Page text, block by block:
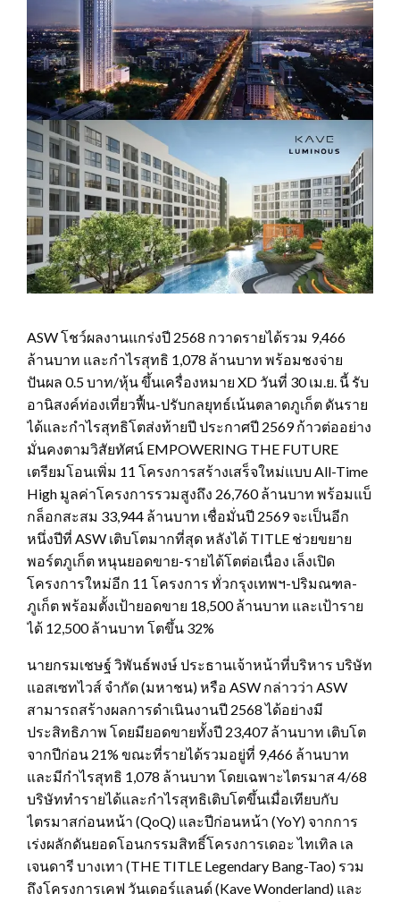
ASW โชว์ผลงานแกร่งปี 2568 กวาดรายได้รวม 9,466
ล้านบาท และกำไรสุทธิ 1,078 ล้านบาท พร้อมชงจ่าย
ปันผล 0.5 บาท/หุ้น ขึ้นเครื่องหมาย XD วันที่ 30 เม.ย. นี้ รับ
อานิสงค์ท่องเที่ยวฟื้น-ปรับกลยุทธ์เน้นตลาดภูเก็ต ดันราย
ได้และกำไรสุทธิโตส่งท้ายปี ประกาศปี 2569 ก้าวต่ออย่าง
มั่นคงตามวิสัยทัศน์ EMPOWERING THE FUTURE
เตรียมโอนเพิ่ม 11 โครงการสร้างเสร็จใหม่แบบ All-Time
High มูลค่าโครงการรวมสูงถึง 26,760 ล้านบาท พร้อมแบ็
กล็อกสะสม 33,944 ล้านบาท เชื่อมั่นปี 2569 จะเป็นอีก
หนึ่งปีที่ ASW เติบโตมากที่สุด หลังได้ TITLE ช่วยขยาย
พอร์ตภูเก็ต หนุนยอดขาย-รายได้โตต่อเนื่อง เล็งเปิด
โครงการใหม่อีก 11 โครงการ ทั่วกรุงเทพฯ-ปริมณฑล-
ภูเก็ต พร้อมตั้งเป้ายอดขาย 18,500 ล้านบาท และเป้าราย
ได้ 12,500 ล้านบาท โตขึ้น 32%
นายกรมเชษฐ์ วิพันธ์พงษ์ ประธานเจ้าหน้าที่บริหาร บริษัท
แอสเซทไวส์ จำกัด (มหาชน) หรือ ASW กล่าวว่า ASW
สามารถสร้างผลการดำเนินงานปี 2568 ได้อย่างมี
ประสิทธิภาพ โดยมียอดขายทั้งปี 23,407 ล้านบาท เติบโต
จากปีก่อน 21% ขณะที่รายได้รวมอยู่ที่ 9,466 ล้านบาท
และมีกำไรสุทธิ 1,078 ล้านบาท โดยเฉพาะไตรมาส 4/68
บริษัททำรายได้และกำไรสุทธิเติบโตขึ้นเมื่อเทียบกับ
ไตรมาสก่อนหน้า (QoQ) และปีก่อนหน้า (YoY) จากการ
เร่งผลักดันยอดโอนกรรมสิทธิ์โครงการเดอะ ไทเทิล เล
เจนดารี บางเทา (THE TITLE Legendary Bang-Tao) รวม
ถึงโครงการเคฟ วันเดอร์แลนด์ (Kave Wonderland) และ